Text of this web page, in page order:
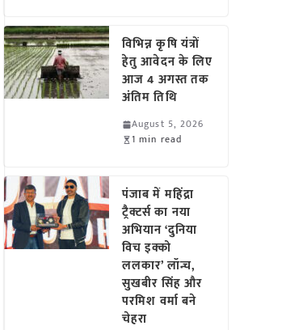
विभिन्न कृषि यंत्रों
हेतु आवेदन के लिए
आज 4 अगस्त तक
अंतिम तिथि
August 5, 2026
1 min read
पंजाब में महिंद्रा
ट्रैक्टर्स का नया
अभियान ‘दुनिया
विच इक्को
ललकार’ लॉन्च,
सुखबीर सिंह और
परमिश वर्मा बने
चेहरा